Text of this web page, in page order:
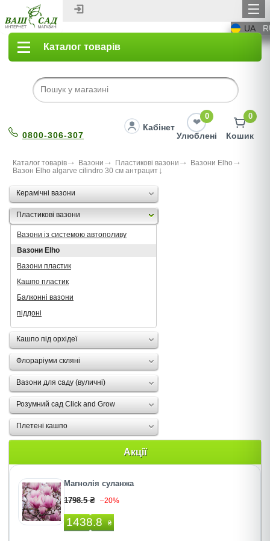
UA
Каталог товарів
0800-306-307
Кабінет
0
Улюблені
0
Кошик
Каталог товарів Вазони Пластикові вазони
Вазони Elho
Вазон Elho algarve cilindro 30 см антрацит
Керамічні вазони
Пластикові вазони
Вазони із системою автополиву
Вазони Elho
Вазони пластик
Кашпо пластик
Балконні вазони
піддоні
Кашпо під орхідеї
Флораріуми скляні
Вазони для саду (вуличні)
Розумний сад Click and Grow
Плетені кашпо
Акції
Магнолія суланжа
1798.5 ₴ –20%
1438.8 ₴